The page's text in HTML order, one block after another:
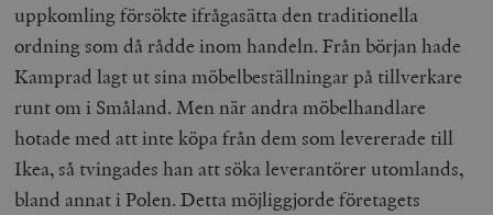
uppkomling försökte ifrågasätta den traditionella
ordning som då rådde inom handeln. Från början hade
Kamprad lagt ut sina möbelbeställningar på tillverkare
runt om i Småland. Men när andra möbelhandlare
hotade med att inte köpa från dem som levererade till
Ikea, så tvingades han att söka leverantörer utomlands,
bland annat i Polen. Detta möjliggjorde företagets